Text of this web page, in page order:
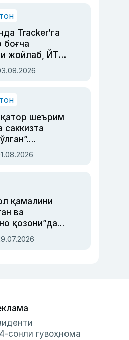
Tracker’га
боғча
жойлаб, ЙТҲ
аёлга суд
қатор шеърим
саккизта
қамалини
ва
қозони”дан
—
бош
сонли гувоҳнома